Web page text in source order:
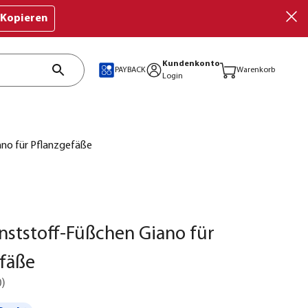
Kopieren
PAYBACK
Kundenkonto
Login
Warenkorb
für Pflanzgefäße
Füßchen Giano für
)